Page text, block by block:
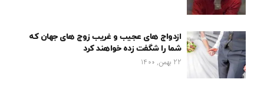
ازدواج های عجیب و غریب زوج های جهان که
شما را شگفت زده خواهند کرد
22 بهمن, 1400